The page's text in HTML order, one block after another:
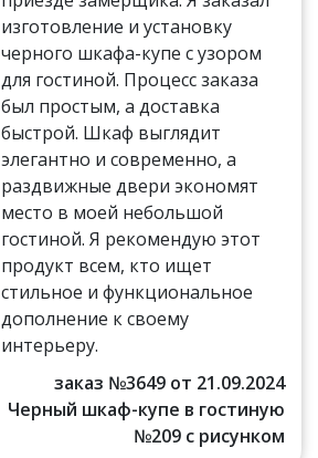
изготовление и установку
черного шкафа-купе с узором
для гостиной. Процесс заказа
был простым, а доставка
быстрой. Шкаф выглядит
элегантно и современно, а
раздвижные двери экономят
место в моей небольшой
гостиной. Я рекомендую этот
продукт всем, кто ищет
стильное и функциональное
дополнение к своему
интерьеру.
заказ №3649 от 21.09.2024
Черный шкаф-купе в гостиную
№209 с рисунком